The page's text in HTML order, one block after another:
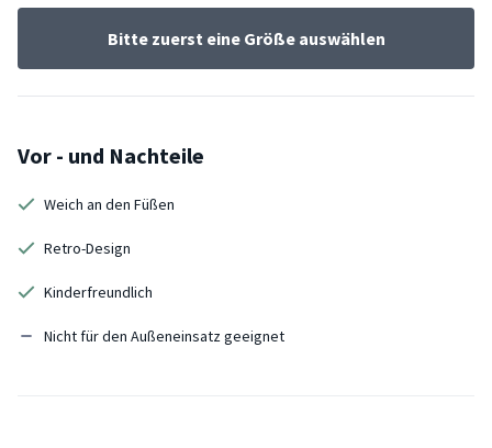
Bitte zuerst eine Größe auswählen
Vor - und Nachteile
Weich an den Füßen
Retro-Design
Kinderfreundlich
Nicht für den Außeneinsatz geeignet